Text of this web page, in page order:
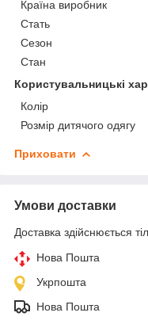
Країна виробник
Стать
Сезон
Стан
Користувальницькі
Колір
Розмір дитячого одягу
Приховати
Умови доставки
Доставка здійснюється
Нова Пошта
Укрпошта
Нова Пошта